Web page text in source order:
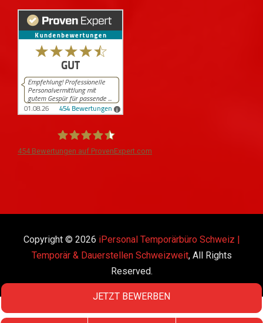
JETZT BEWERBEN
454 Bewertungen auf ProvenExpert.com
Copyright © 2026 iPersonal Temporärbüro Schweiz |
Temporär & Dauerstellen Schweizweit, All Rights
Reserved.